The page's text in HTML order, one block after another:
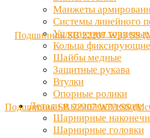
Манжеты
Системы линейного
Уплотнения торцевые
Кольца
Шайбы медные
Защитные рукава
Втулки
Опорные ролики
Детали и комплектующие
Шарнирные
Шарнирные головки
Подшипник SB 22207 W33 SS